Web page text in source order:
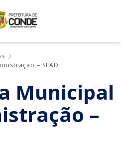
– SEAD
Municipal
–